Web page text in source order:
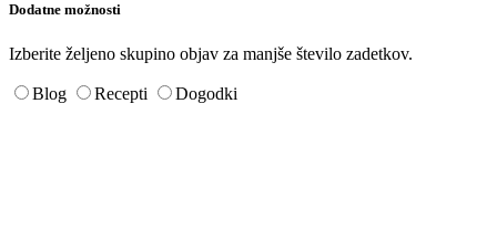
Dodatne možnosti
Izberite željeno skupino objav za manjše število zadetkov.
Blog Recepti Dogodki